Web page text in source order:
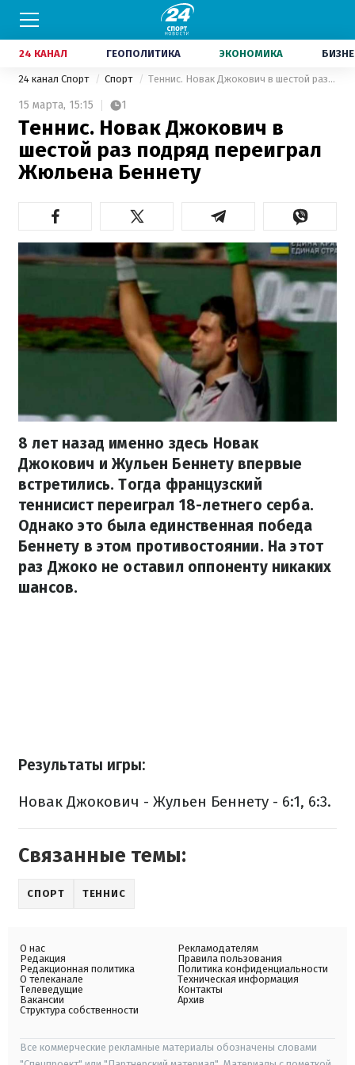
24 КАНАЛ ГЕОПОЛИТИКА ЭКОНОМИКА
24 канал Спорт Спорт Теннис. Новак Джокович в шестой раз подряд переиграл Жюльена Беннету
15 марта, 15:15 1
Теннис. Новак Джокович в
шестой раз подряд переиграл
Жюльена Беннету
8 лет назад именно здесь Новак
Джокович и Жульен Беннету впервые
встретились. Тогда французский
теннисист переиграл 18-летнего серба.
Однако это была единственная победа
Беннету в этом противостоянии. На этот
раз Джоко не оставил оппоненту никаких
шансов.
Результаты игры:
Новак Джокович - Жульен Беннету - 6:1, 6:3.
Связанные темы:
СПОРТ ТЕННИС
О нас
Редакция
Редакционная политика
О телеканале
Телеведущие
Вакансии
Структура собственности
Рекламодателям
Правила пользования
Политика конфиденциальности
Техническая информация
Контакты
Архив
Все коммерческие рекламные материалы обозначены словами